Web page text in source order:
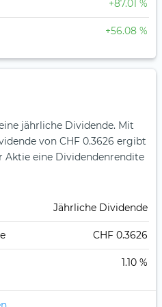
+87.01 %
+56.08 %
jährliche Dividende. Mit
von CHF 0.3626 ergibt
Aktie eine Dividendenrendite
Jährliche Dividende
CHF 0.3626
1.10 %